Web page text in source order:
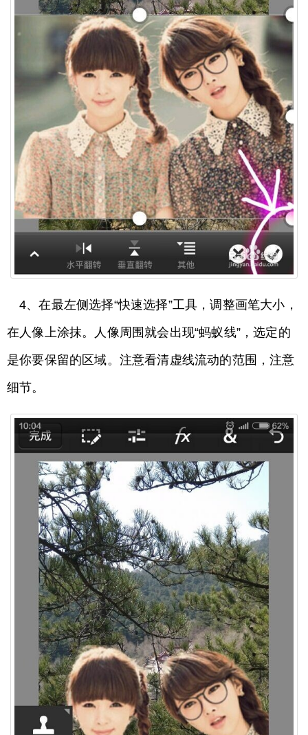
4、在最左侧选择“快速选择”工具，调整画笔大小，
在人像上涂抹。人像周围就会出现“蚂蚁线”，选定的
是你要保留的区域。注意看清虚线流动的范围，注意
细节。